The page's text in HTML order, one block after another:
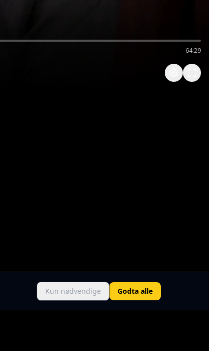
64:29
Kun nødvendige Godta alle